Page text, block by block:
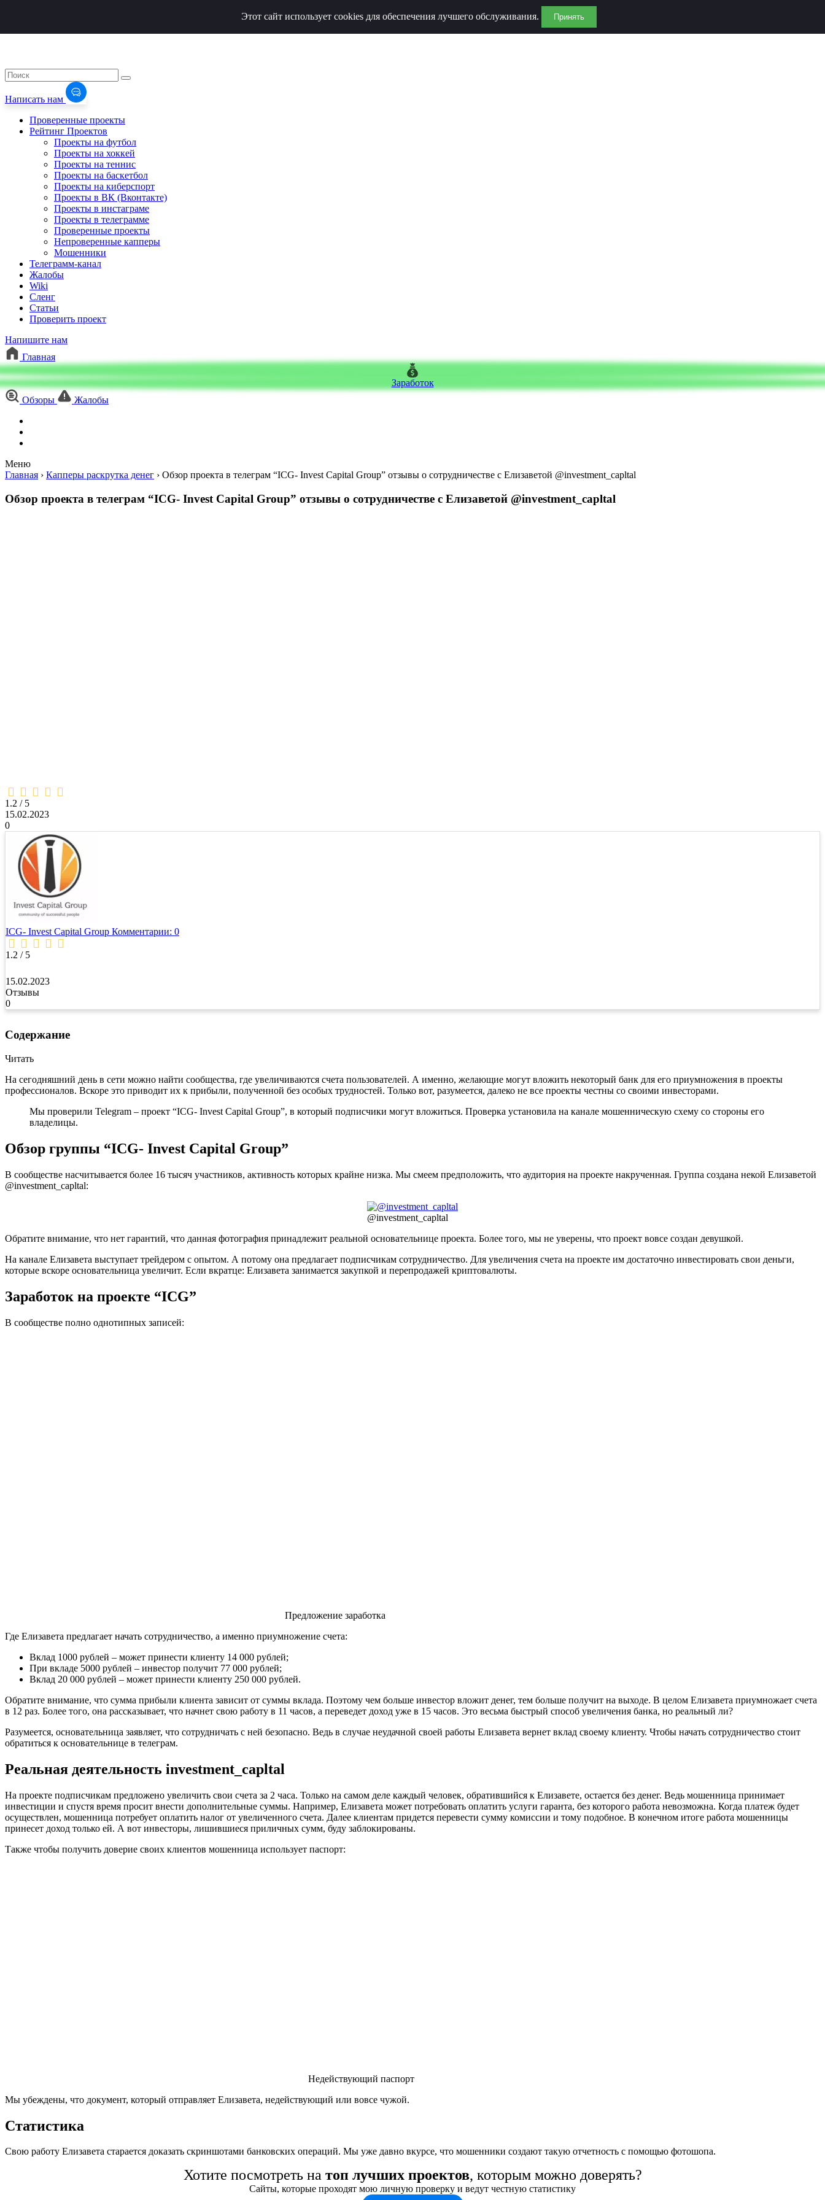
Написать нам
Проверенные проекты
Рейтинг Проектов
Проекты на футбол
Проекты на хоккей
Проекты на теннис
Проекты на баскетбол
Проекты на киберспорт
Проекты в ВК (Вконтакте)
Проекты в инстаграме
Проекты в телеграмме
Проверенные проекты
Непроверенные капперы
Мошенники
Телеграмм-канал
Жалобы
Wiki
Сленг
Статьи
Проверить проект
Напишите нам
Главная
Заработок
Обзоры
Жалобы
Меню
Этот сайт использует cookies для обеспечения лучшего обслуживания. Принять
Главная › Капперы раскрутка денег › Обзор проекта в телеграм “ICG- Invest Capital Group” отзывы о сотрудничестве с Елизаветой @investment_capltal
Обзор проекта в телеграм “ICG- Invest Capital Group” отзывы о сотрудничестве с Елизаветой @investment_capltal
1,2
rating
1.2 / 5
15.02.2023
0
ICG- Invest Capital Group Комментарии: 0
1.2 / 5
15.02.2023
Отзывы
0
Содержание
Читать
На сегодняшний день в сети можно найти сообщества, где увеличиваются счета пользователей. А именно, желающие могут вложить некоторый банк для его приумножения в проекты
профессионалов. Вскоре это приводит их к прибыли, полученной без особых трудностей. Только вот, разумеется, далеко не все проекты честны со своими инвесторами.
Мы проверили Telegram – проект “ICG- Invest Capital Group”, в который подписчики могут вложиться. Проверка установила на канале мошенническую схему со стороны его
владелицы.
Обзор группы “ICG- Invest Capital Group”
В сообществе насчитывается более 16 тысяч участников, активность которых крайне низка. Мы смеем предположить, что аудитория на проекте накрученная. Группа создана некой Елизаветой
@investment_capltal:
@investment_capltal
Обратите внимание, что нет гарантий, что данная фотография принадлежит реальной основательнице проекта. Более того, мы не уверены, что проект вовсе создан девушкой.
На канале Елизавета выступает трейдером с опытом. А потому она предлагает подписчикам сотрудничество. Для увеличения счета на проекте им достаточно инвестировать свои деньги,
которые вскоре основательница увеличит. Если вкратце: Елизавета занимается закупкой и перепродажей криптовалюты.
Заработок на проекте “ICG”
В сообществе полно однотипных записей:
Предложение заработка
Где Елизавета предлагает начать сотрудничество, а именно приумножение счета:
Вклад 1000 рублей – может принести клиенту 14 000 рублей;
При вкладе 5000 рублей – инвестор получит 77 000 рублей;
Вклад 20 000 рублей – может принести клиенту 250 000 рублей.
Обратите внимание, что сумма прибыли клиента зависит от суммы вклада. Поэтому чем больше инвестор вложит денег, тем больше получит на выходе. В целом Елизавета приумножает счета
в 12 раз. Более того, она рассказывает, что начнет свою работу в 11 часов, а переведет доход уже в 15 часов. Это весьма быстрый способ увеличения банка, но реальный ли?
Разумеется, основательница заявляет, что сотрудничать с ней безопасно. Ведь в случае неудачной своей работы Елизавета вернет вклад своему клиенту. Чтобы начать сотрудничество стоит
обратиться к основательнице в телеграм.
Реальная деятельность investment_capltal
На проекте подписчикам предложено увеличить свои счета за 2 часа. Только на самом деле каждый человек, обратившийся к Елизавете, остается без денег. Ведь мошенница принимает
инвестиции и спустя время просит внести дополнительные суммы. Например, Елизавета может потребовать оплатить услуги гаранта, без которого работа невозможна. Когда платеж будет
осуществлен, мошенница потребует оплатить налог от увеличенного счета. Далее клиентам придется перевести сумму комиссии и тому подобное. В конечном итоге работа мошенницы
принесет доход только ей. А вот инвесторы, лишившиеся приличных сумм, буду заблокированы.
Также чтобы получить доверие своих клиентов мошенница использует паспорт:
Недействующий паспорт
Мы убеждены, что документ, который отправляет Елизавета, недействующий или вовсе чужой.
Статистика
Свою работу Елизавета старается доказать скриншотами банковских операций. Мы уже давно вкурсе, что мошенники создают такую отчетность с помощью фотошопа.
Хотите посмотреть на топ лучших проектов, которым можно доверять?
Сайты, которые проходят мою личную проверку и ведут честную статистику